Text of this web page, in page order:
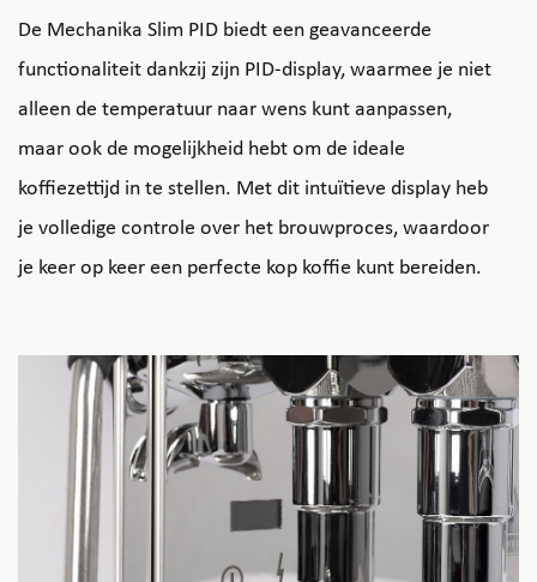
De Mechanika Slim PID biedt een geavanceerde
functionaliteit dankzij zijn PID-display, waarmee je niet
alleen de temperatuur naar wens kunt aanpassen,
maar ook de mogelijkheid hebt om de ideale
koffiezettijd in te stellen. Met dit intuïtieve display heb
je volledige controle over het brouwproces, waardoor
je keer op keer een perfecte kop koffie kunt bereiden.